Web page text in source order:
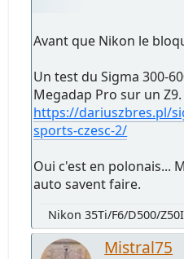
Avant que Nikon le
Un test du Sigma 300-
Megadap Pro sur un Z9.
https://dariuszbres.pl/
sports-czesc-2/
Oui c'est en polonais...
auto savent faire.
Nikon 35Ti/F6/D500/
Mistral75